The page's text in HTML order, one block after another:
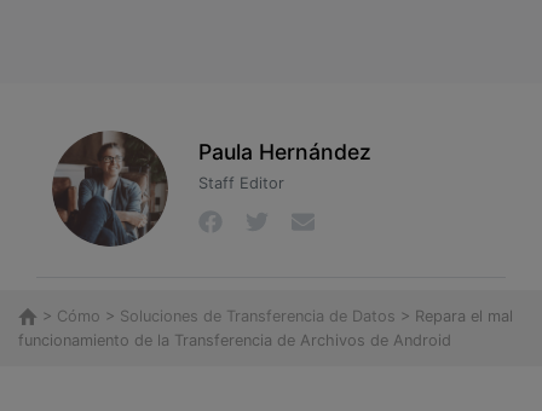
Paula Hernández
Staff Editor
> Cómo > Soluciones de Transferencia de Datos > Repara el mal
funcionamiento de la Transferencia de Archivos de Android